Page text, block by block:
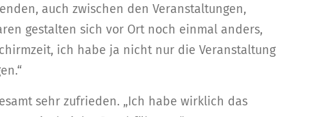
auch zwischen den Veranstaltungen,
gestalten sich vor Ort noch einmal anders,
ich habe ja nicht nur die Veranstaltung
sehr zufrieden. „Ich habe wirklich das